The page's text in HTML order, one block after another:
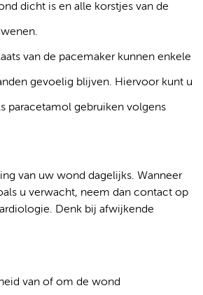
dicht is en alle korstjes van de
van de pacemaker kunnen enkele
gevoelig blijven. Hiervoor kunt u
paracetamol gebruiken volgens
van uw wond dagelijks. Wanneer
u verwacht, neem dan contact op
Denk bij afwijkende
van of om de wond